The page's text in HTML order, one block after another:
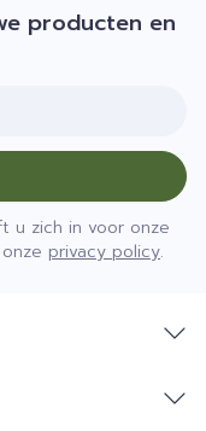
(15°C -
producten en
u zich in voor onze
privacy policy.